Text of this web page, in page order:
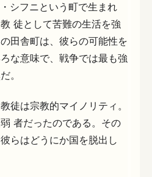
シフニという町で生まれ
徒として苦難の生活を強
田舎町は、彼らの可能性を
な意味で、戦争では最も強
。
徒は宗教的マイノリティ。
者だったのである。その
らはどうにか国を脱出し